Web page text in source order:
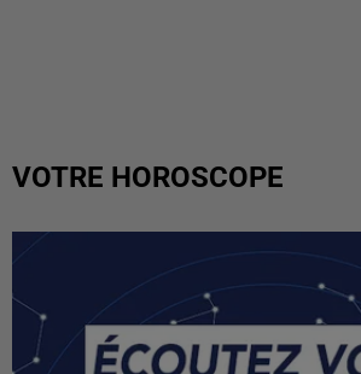
VOTRE HOROSCOPE